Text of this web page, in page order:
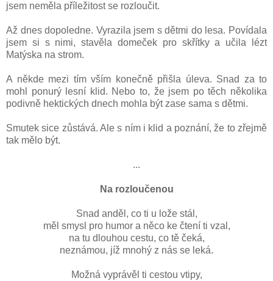
jsem neměla příležitost se rozloučit.
Až dnes dopoledne. Vyrazila jsem s dětmi do lesa. Povídala
jsem si s nimi, stavěla domeček pro skřítky a učila lézt
Matýska na strom.
A někde mezi tím vším konečně přišla úleva. Snad za to
mohl ponurý lesní klid. Nebo to, že jsem po těch několika
podivně hektických dnech mohla být zase sama s dětmi.
Smutek sice zůstává. Ale s ním i klid a poznání, že to zřejmě
tak mělo být.
...
Na rozloučenou
Snad anděl, co ti u lože stál,
měl smysl pro humor a něco ke čtení ti vzal,
na tu dlouhou cestu, co tě čeká,
neznámou, jíž mnohý z nás se leká.
Možná vyprávěl ti cestou vtipy,